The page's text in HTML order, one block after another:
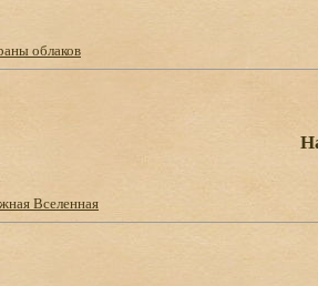
облаков
Вселенная